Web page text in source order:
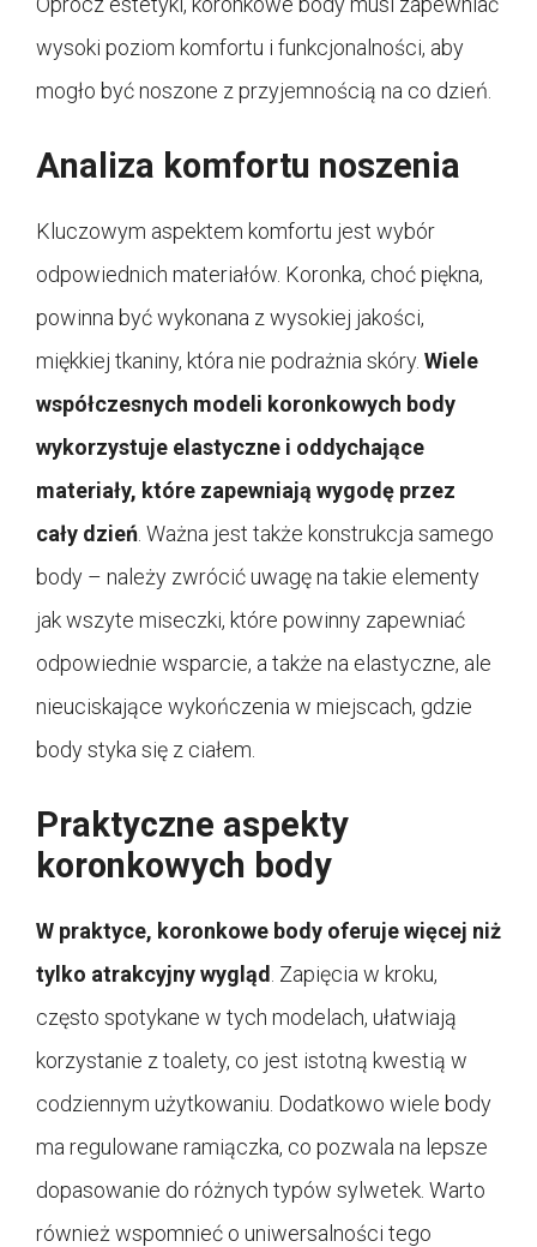
wysoki poziom komfortu i funkcjonalności, aby
mogło być noszone z przyjemnością na co dzień.
Analiza komfortu noszenia
Kluczowym aspektem komfortu jest wybór
odpowiednich materiałów. Koronka, choć piękna,
powinna być wykonana z wysokiej jakości,
miękkiej tkaniny, która nie podrażnia skóry. Wiele
współczesnych modeli koronkowych body
wykorzystuje elastyczne i oddychające
materiały, które zapewniają wygodę przez
cały dzień . Ważna jest także konstrukcja samego
body – należy zwrócić uwagę na takie elementy
jak wszyte miseczki, które powinny zapewniać
odpowiednie wsparcie, a także na elastyczne, ale
nieuciskające wykończenia w miejscach, gdzie
body styka się z ciałem.
Praktyczne aspekty
koronkowych body
W praktyce, koronkowe body oferuje więcej niż
tylko atrakcyjny wygląd . Zapięcia w kroku,
często spotykane w tych modelach, ułatwiają
korzystanie z toalety, co jest istotną kwestią w
codziennym użytkowaniu. Dodatkowo wiele body
ma regulowane ramiączka, co pozwala na lepsze
dopasowanie do różnych typów sylwetek. Warto
również wspomnieć o uniwersalności tego